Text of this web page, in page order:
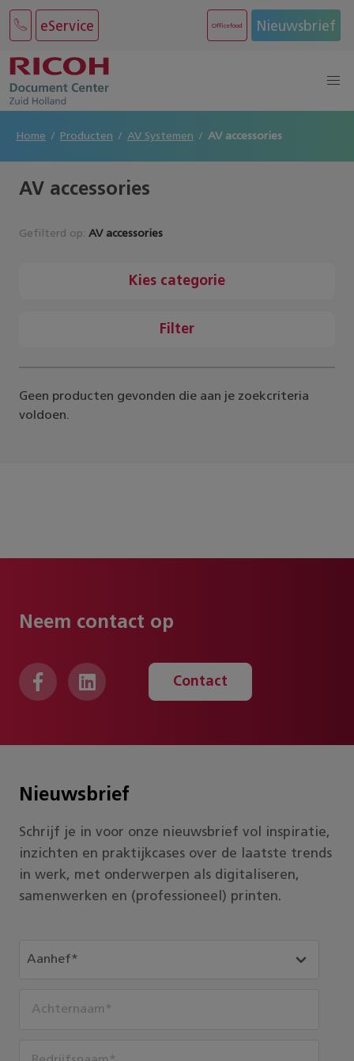
eService Officefood Nieuwsbrief
Home Producten AV Systemen AV accessories
AV accessories
Gefilterd op: AV accessories
Kies categorie
Filter
Geen producten gevonden die aan je zoekcriteria
voldoen.
Neem contact op
Contact
Nieuwsbrief
Schrijf je in voor onze nieuwsbrief vol inspiratie,
inzichten en praktijkcases over de laatste trends
in werk, met onderwerpen als digitaliseren,
samenwerken en (professioneel) printen.